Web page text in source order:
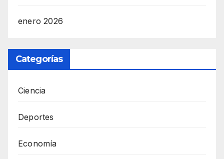
enero 2026
Categorías
Ciencia
Deportes
Economía